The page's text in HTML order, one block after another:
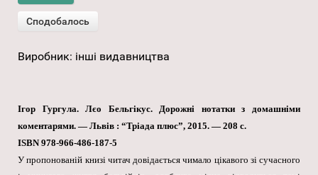
Виробник: інші видавництва
Ігор Гургула. Лєо Бельгікус. Дорожні нотатки з домашніми
коментарями. — Львів : “Тріада плюс”, 2015. — 208 с.
ISBN 978-966-486-187-5
У пропонованій книзі читач довідається чимало цікавого зі сучасного